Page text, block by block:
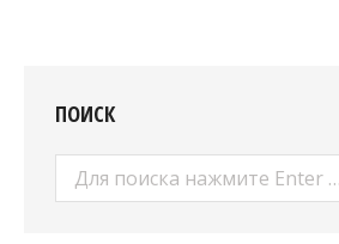
ПОИСК
Поиск: